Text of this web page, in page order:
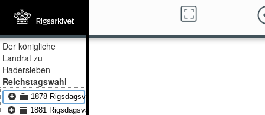
Der königliche
Landrat zu
Hadersleben
Reichstagswahl
1878 Rigsdagsvælgerlister 1.2.3.
1881 Rigsdagsvælgerlister 3.4.5.